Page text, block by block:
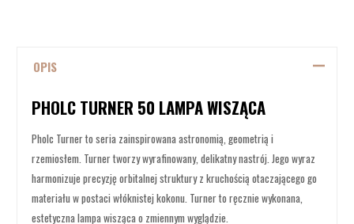
OPIS
PHOLC TURNER 50 LAMPA WISZĄCA
Pholc Turner to seria zainspirowana astronomią, geometrią i
rzemiosłem. Turner tworzy wyrafinowany, delikatny nastrój. Jego wyraz
harmonizuje precyzję orbitalnej struktury z kruchością otaczającego go
materiału w postaci włóknistej kokonu. Turner to ręcznie wykonana,
estetyczna lampa wisząca o zmiennym wyglądzie.